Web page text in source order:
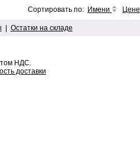
Сортировать по: Имени Цене
Остатки на складе
НДС.
доставки